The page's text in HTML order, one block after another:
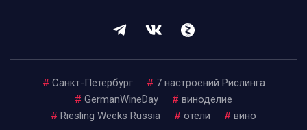
# Санкт-Петербург # 7 настроений Рислинга
# GermanWineDay # виноделие
# Riesling Weeks Russia # отели # вино